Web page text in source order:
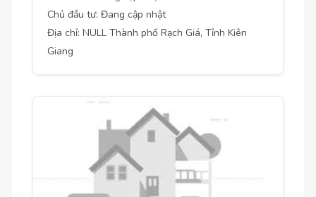
Chủ đầu tư: Đang cập nhật
Địa chỉ: NULL Thành phố Rạch Giá, Tỉnh Kiên
Giang